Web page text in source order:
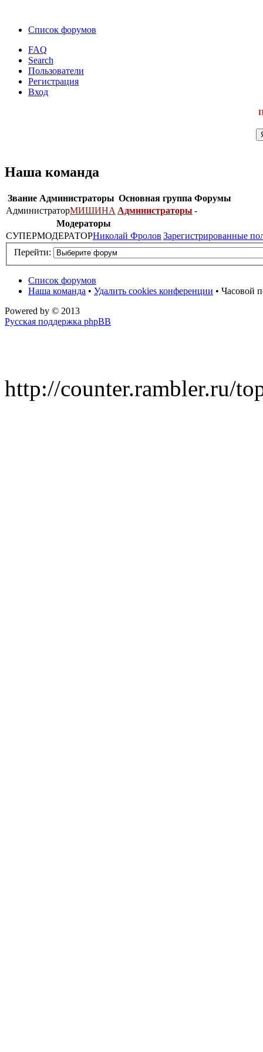
Список форумов
FAQ
Search
Пользователи
Регистрация
Вход
Наша команда
Звание Администраторы Основная группа Форумы
АдминистраторМИШИНА Администраторы -
Модераторы
СУПЕРМОДЕРАТОРНиколай Фролов Зарегистрированные
Перейти:
Список форумов
Наша команда • Удалить cookies конференции • Часовой
Powered by © 2013
Русская поддержка phpBB
http://counter.rambler.ru/